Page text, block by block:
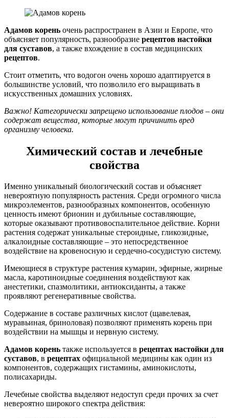
Адамов корень очень распространен в Азии и Европе, что
объясняет популярность, разнообразие рецептов настойки
для суставов, а также вхождение в состав медицинских
рецептов.
Стоит отметить, что водогон очень хорошо адаптируется в
большинстве условий, что позволило его выращивать в
искусственных домашних условиях.
Важно! Категорически запрещено использование плодов – они
содержат вещества, которые могут причинить вред
организму человека.
Химический состав и лечебные
свойства
Именно уникальный биологический состав и объясняет
невероятную популярность растения. Среди огромного числа
микроэлементов, разнообразных компонентов, особенную
ценность имеют брионин и дубильные составляющие,
которые оказывают противовоспалительное действие. Корни
растения содержат уникальные стероидные, гликозидные,
алкалоидные составляющие – это непосредственное
воздействие на кровеносную и сердечно-сосудистую систему.
Имеющиеся в структуре растения кумарин, эфирные, жирные
масла, каротиноидные соединения воздействуют как
анестетики, спазмолитики, антиоксиданты, а также
проявляют регенеративные свойства.
Содержание в составе различных кислот (щавелевая,
муравьиная, бриноловая) позволяют применять корень при
воздействии на мышцы и нервную систему.
Адамов корень также используется в рецептах настойки для
суставов, в рецептах официальной медицины как один из
компонентов, содержащих гистамины, аминокислоты,
полисахариды.
Лечебные свойства выделяют недоступ среди прочих за счет
невероятно широкого спектра действия: